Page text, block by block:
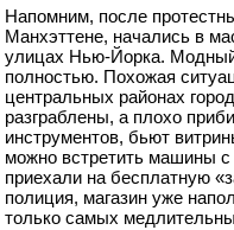
Напомним, после
Манхэттене, начались в
улицах Нью-Йорка.
полностью. Похожая
центральных районах
разграблены, а плохо
инструментов, бьют
можно встретить машины
приехали на бесплатную
полиция, магазин уже
только самых